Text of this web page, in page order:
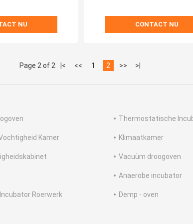
NU CONTACT NU
Page 2 of 2 |< << 1 2 >> >|
Thermostatische
Kamer Klimaatkamer
Vacuüm droogoven
Anaerobe incubator
Roerwerk Demp - oven